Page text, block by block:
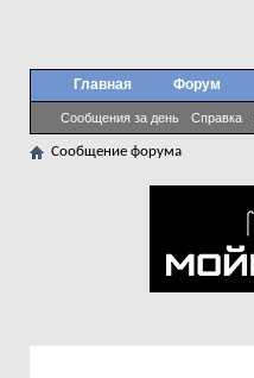
Главная Форум
Сообщения за день Справка
Сообщение форума